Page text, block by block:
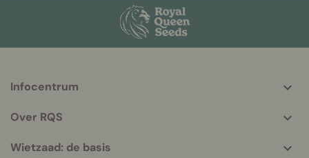
info
Infocentrum
Over RQS
Wietzaad: de basis